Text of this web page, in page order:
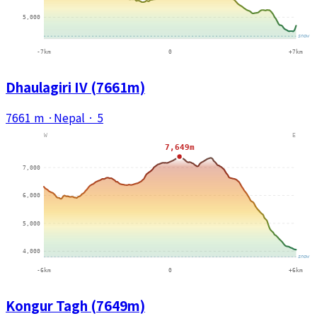
Dhaulagiri IV (7661m)
7661 m · Nepal · 5
Kongur Tagh (7649m)